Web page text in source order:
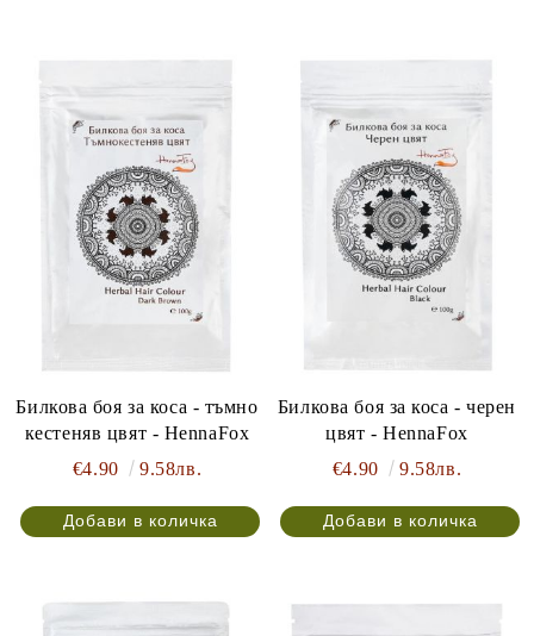
Билкова боя за коса - тъмно
кестеняв цвят - HennaFox
€4.90
9.58лв.
Билкова боя за коса - черен
цвят - HennaFox
€4.90
9.58лв.